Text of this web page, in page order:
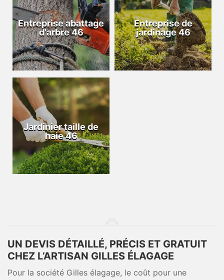
Entreprise abattage
d'arbre 46
Entreprise de
jardinage 46
Jardinier taille de
haie 46
UN DEVIS DÉTAILLÉ, PRÉCIS ET GRATUIT
CHEZ L’ARTISAN GILLES ÉLAGAGE
Pour la société Gilles élagage, le coût pour une